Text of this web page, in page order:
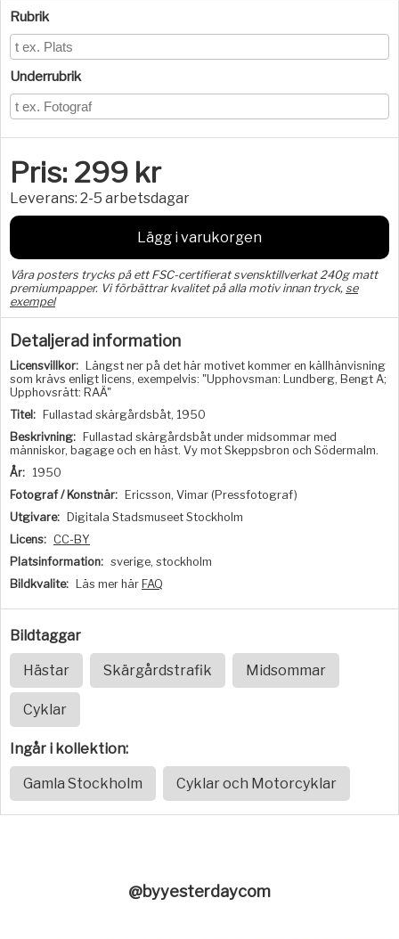
Rubrik
Underrubrik
Pris: 299 kr
Leverans: 2-5 arbetsdagar
Lägg i varukorgen
Våra posters trycks på ett FSC-certifierat svensktillverkat 240g matt
premiumpapper. Vi förbättrar kvalitet på alla motiv innan tryck, se
exempel
Detaljerad information
Licensvillkor:
Längst ner på det här motivet kommer en källhänvisning
som krävs enligt licens, exempelvis: "Upphovsman: Lundberg, Bengt A;
Upphovsrätt: RAÄ"
Titel:
Fullastad skärgårdsbåt, 1950
Beskrivning:
Fullastad skärgårdsbåt under midsommar med
människor, bagage och en häst. Vy mot Skeppsbron och Södermalm.
År: 1950
Fotograf / Konstnär:
Ericsson, Vimar (Pressfotograf)
Utgivare:
Digitala Stadsmuseet Stockholm
Licens: CC-BY
Platsinformation: sverige, stockholm
Bildkvalite:
Läs mer här FAQ
Bildtaggar
Hästar Skärgårdstrafik Midsommar
Cyklar
Ingår i kollektion:
Gamla Stockholm Cyklar och Motorcyklar
@byyesterdaycom